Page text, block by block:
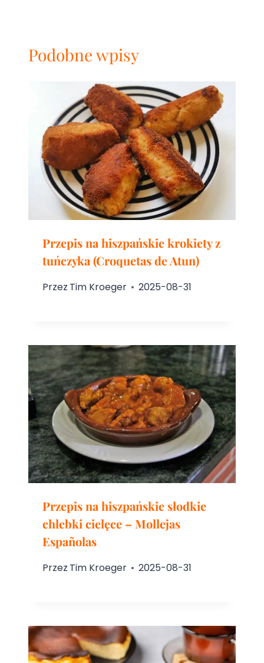
Podobne wpisy
Przepis na hiszpańskie krokiety z
tuńczyka (Croquetas de Atun)
Przez Tim Kroeger 2025-08-31
Przepis na hiszpańskie słodkie
chlebki cielęce – Mollejas
Españolas
Przez Tim Kroeger 2025-08-31